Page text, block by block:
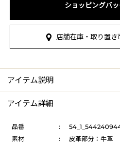
ショッピングバ
店舗在庫・取り置き
アイテム説明
アイテム詳細
品番 :
素材
:
皮革部分：牛革